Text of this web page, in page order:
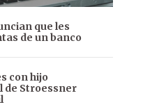
que les
de un banco
con hijo
Stroessner